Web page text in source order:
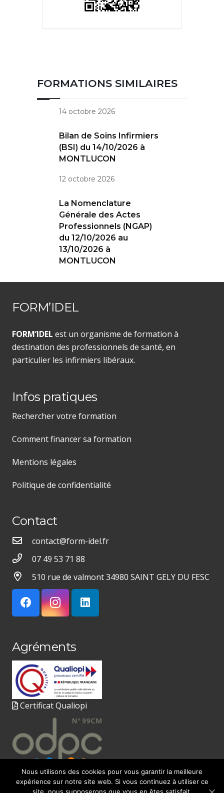
FORMATIONS SIMILAIRES
14 octobre 2026
Bilan de Soins Infirmiers
(BSI) du 14/10/2026 à
MONTLUCON
12 octobre 2026
La Nomenclature
Générale des Actes
Professionnels (NGAP)
du 12/10/2026 au
13/10/2026 à
MONTLUCON
FORM’IDEL
FORM’IDEL est un organisme de formation à
destination des professionnels de santé, en
particulier les infirmiers libéraux.
Infos pratiques
Rechercher votre formation
Comment financer sa formation
Mentions légales
Politique de confidentialité
Contact
contact@form-idel.fr
07 49 53 71 88
510 rue de valmont 34980 SAINT GELY DU FESC
Agréments
Certificat Qualiopi
Nous utilisons des cookies pour vous garantir la meilleure
expérience sur notre site web. Si vous continuez à utiliser ce